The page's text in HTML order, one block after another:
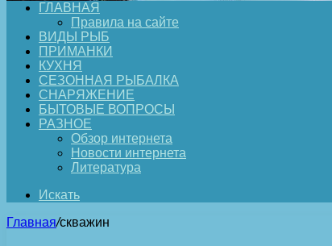
ГЛАВНАЯ
Правила на сайте
ВИДЫ РЫБ
ПРИМАНКИ
КУХНЯ
СЕЗОННАЯ РЫБАЛКА
СНАРЯЖЕНИЕ
БЫТОВЫЕ ВОПРОСЫ
РАЗНОЕ
Обзор интернета
Новости интернета
Литература
Искать
Главная/скважин